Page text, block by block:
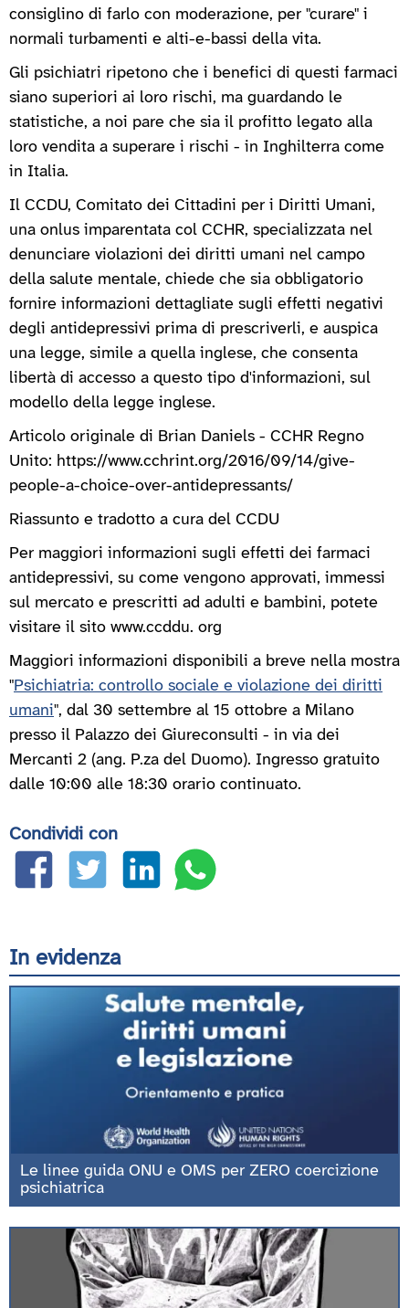
consiglino di farlo con moderazione, per "curare" i
normali turbamenti e alti-e-bassi della vita.
Gli psichiatri ripetono che i benefici di questi farmaci
siano superiori ai loro rischi, ma guardando le
statistiche, a noi pare che sia il profitto legato alla
loro vendita a superare i rischi - in Inghilterra come
in Italia.
Il CCDU, Comitato dei Cittadini per i Diritti Umani,
una onlus imparentata col CCHR, specializzata nel
denunciare violazioni dei diritti umani nel campo
della salute mentale, chiede che sia obbligatorio
fornire informazioni dettagliate sugli effetti negativi
degli antidepressivi prima di prescriverli, e auspica
una legge, simile a quella inglese, che consenta
libertà di accesso a questo tipo d'informazioni, sul
modello della legge inglese.
Articolo originale di Brian Daniels - CCHR Regno
Unito: https://www.cchrint.org/2016/09/14/give-
people-a-choice-over-antidepressants/
Riassunto e tradotto a cura del CCDU
Per maggiori informazioni sugli effetti dei farmaci
antidepressivi, su come vengono approvati, immessi
sul mercato e prescritti ad adulti e bambini, potete
visitare il sito www.ccddu. org
Maggiori informazioni disponibili a breve nella mostra
"Psichiatria: controllo sociale e violazione dei diritti
umani", dal 30 settembre al 15 ottobre a Milano
presso il Palazzo dei Giureconsulti - in via dei
Mercanti 2 (ang. P.za del Duomo). Ingresso gratuito
dalle 10:00 alle 18:30 orario continuato.
Condividi con
In evidenza
Le linee guida ONU e OMS per ZERO coercizione
psichiatrica